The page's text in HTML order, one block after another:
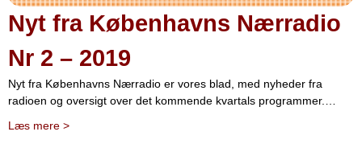
Nyt fra Københavns Nærradio
Nr 2 – 2019
Nyt fra Københavns Nærradio er vores blad, med nyheder fra
radioen og oversigt over det kommende kvartals programmer.…
Læs mere >